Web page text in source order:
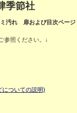
季節社
れ 扉および目次ページ
参照ください。↓
についての説明)